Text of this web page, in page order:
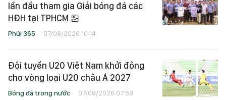
lần đầu tham gia Giải bóng đá các
HĐH tại TPHCM
Phủi 365 07/08/2026 10:14
Đội tuyển U20 Việt Nam khởi động
cho vòng loại U20 châu Á 2027
Bóng đá trong nước 07/08/2026 07:59